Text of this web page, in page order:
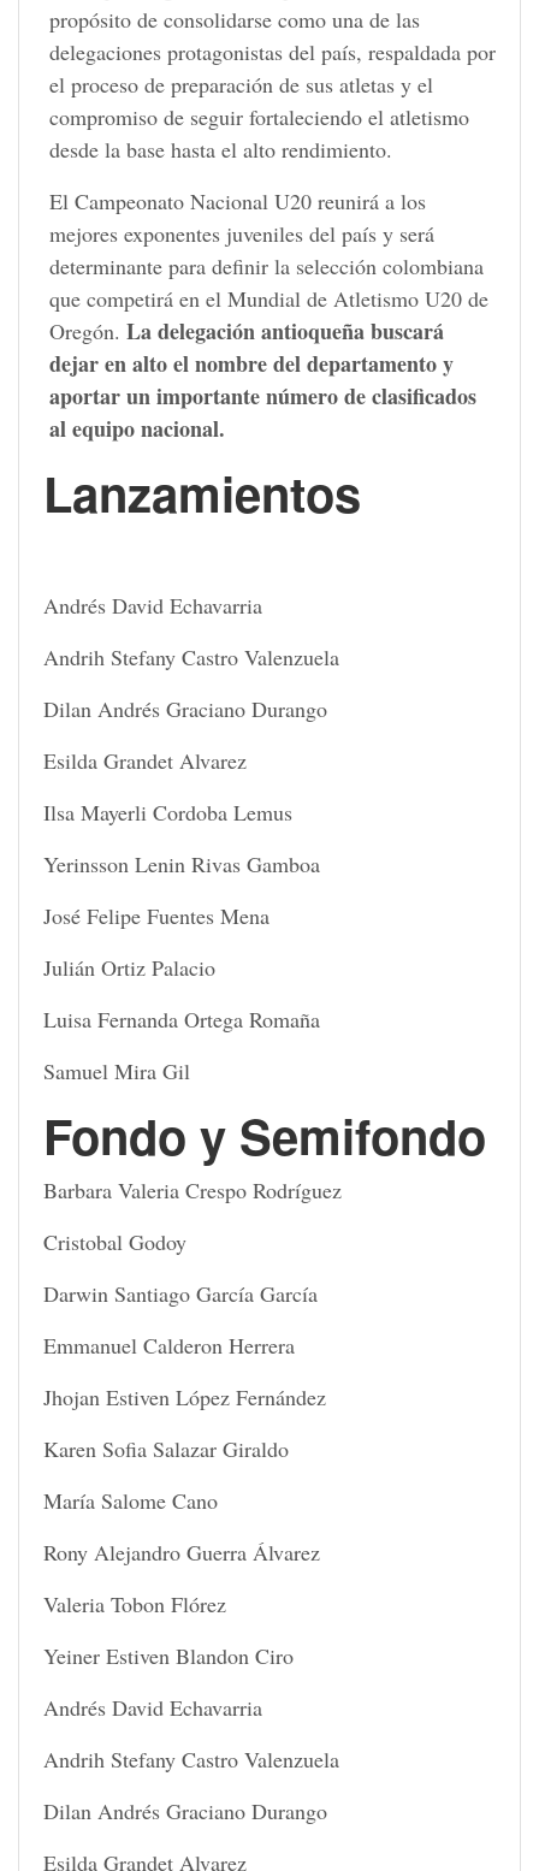
propósito de consolidarse como una de las
delegaciones protagonistas del país, respaldada por
el proceso de preparación de sus atletas y el
compromiso de seguir fortaleciendo el atletismo
desde la base hasta el alto rendimiento.
El Campeonato Nacional U20 reunirá a los
mejores exponentes juveniles del país y será
determinante para definir la selección colombiana
que competirá en el Mundial de Atletismo U20 de
Oregón. La delegación antioqueña buscará
dejar en alto el nombre del departamento y
aportar un importante número de clasificados
al equipo nacional.
Lanzamientos
Andrés David Echavarria
Andrih Stefany Castro Valenzuela
Dilan Andrés Graciano Durango
Esilda Grandet Alvarez
Ilsa Mayerli Cordoba Lemus
Yerinsson Lenin Rivas Gamboa
José Felipe Fuentes Mena
Julián Ortiz Palacio
Luisa Fernanda Ortega Romaña
Samuel Mira Gil
Fondo y Semifondo
Barbara Valeria Crespo Rodríguez
Cristobal Godoy
Darwin Santiago García García
Emmanuel Calderon Herrera
Jhojan Estiven López Fernández
Karen Sofia Salazar Giraldo
María Salome Cano
Rony Alejandro Guerra Álvarez
Valeria Tobon Flórez
Yeiner Estiven Blandon Ciro
Andrés David Echavarria
Andrih Stefany Castro Valenzuela
Dilan Andrés Graciano Durango
Esilda Grandet Alvarez